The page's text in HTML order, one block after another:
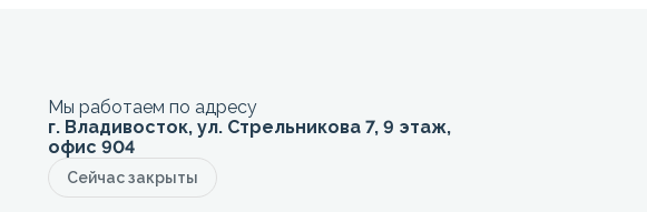
Мы работаем по адресу
г. Владивосток, ул. Стрельникова 7, 9 этаж,
офис 904
Сейчас закрыты